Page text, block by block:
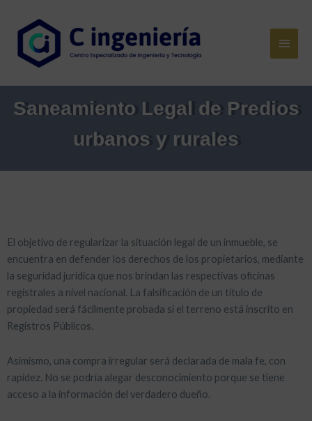
Saneamiento Legal de Predios
urbanos y rurales
El objetivo de regularizar la situación legal de un inmueble, se
encuentra en defender los derechos de los propietarios, mediante
la seguridad jurídica que nos brindan las respectivas oficinas
registrales a nivel nacional. La falsificación de un título de
propiedad será fácilmente probada si el terreno está inscrito en
Registros Públicos.
Asimismo, una compra irregular será declarada de mala fe, con
rapidez. No se podría alegar desconocimiento porque se tiene
acceso a la información del verdadero dueño.